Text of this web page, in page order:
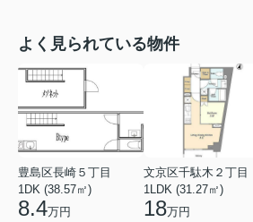
よく見られている物件
豊島区長崎５丁目
1DK (38.57㎡)
8.4万円
文京区千駄木２丁目
1LDK (31.27㎡)
18万円